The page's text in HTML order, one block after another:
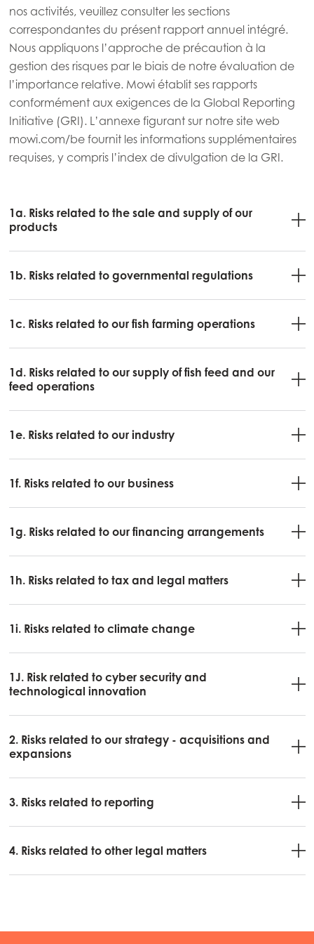
Mowi France
Mowi Germany
Mowi Ireland
Mowi Netherlands
Mowi Norway
Mowi Spain
Mowi Turkey
Mowi Canada East
Mowi Chile
Mowi USA
Poursuivre
nos activités, veuillez consulter les sections
correspondantes du présent rapport annuel intégré.
Nous appliquons l’approche de précaution à la
gestion des risques par le biais de notre évaluation de
l’importance relative. Mowi établit ses rapports
conformément aux exigences de la Global Reporting
Initiative (GRI). L’annexe figurant sur notre site web
mowi.com/be fournit les informations supplémentaires
requises, y compris l’index de divulgation de la GRI.
1a. Risks related to the sale and supply of our
products
1b. Risks related to governmental regulations
1c. Risks related to our fish farming operations
1d. Risks related to our supply of fish feed and our
feed operations
1e. Risks related to our industry
1f. Risks related to our business
1g. Risks related to our financing arrangements
1h. Risks related to tax and legal matters
1i. Risks related to climate change
1J. Risk related to cyber security and
technological innovation
2. Risks related to our strategy - acquisitions and
expansions
3. Risks related to reporting
4. Risks related to other legal matters